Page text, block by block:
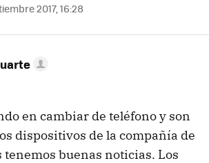
2017, 16:28
en cambiar de teléfono y son
dispositivos de la compañía de
tenemos buenas noticias. Los